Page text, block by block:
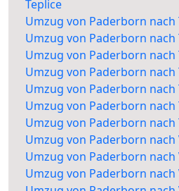
Teplice
Umzug von Paderborn nach
Umzug von Paderborn nach
Umzug von Paderborn nach
Umzug von Paderborn nach
Umzug von Paderborn nach
Umzug von Paderborn nach
Umzug von Paderborn nach
Umzug von Paderborn nach
Umzug von Paderborn nach
Umzug von Paderborn nach